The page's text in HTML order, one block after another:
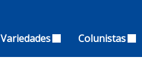
Variedades Colunistas